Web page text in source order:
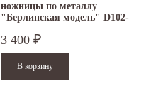
ножницы по металлу
"Берлинская модель" D102-
3 400 ₽